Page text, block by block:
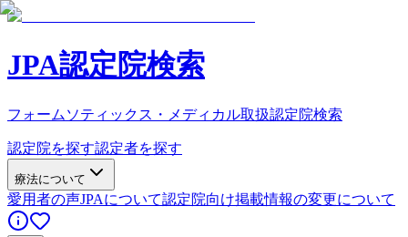
JPA認定院検索
フォームソティックス・メディカル取扱認定院検索
認定院を探す認定者を探す
療法について
愛用者の声JPAについて認定院向け掲載情報の変更について